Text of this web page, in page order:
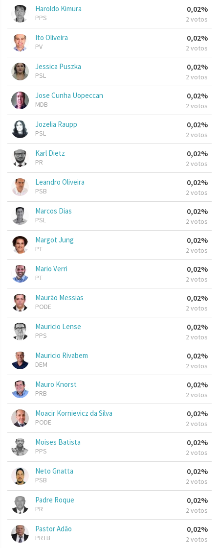
Haroldo Kimura
PPS
0,02%
2 votos
Ito Oliveira
PV
0,02%
2 votos
Jessica Puszka
PSL
0,02%
2 votos
Jose Cunha Uopeccan
MDB
0,02%
2 votos
Jozelia Raupp
PSL
0,02%
2 votos
Karl Dietz
PR
0,02%
2 votos
Leandro Oliveira
PSB
0,02%
2 votos
Marcos Dias
PSL
0,02%
2 votos
Margot Jung
PT
0,02%
2 votos
Mario Verri
PT
0,02%
2 votos
Maurão Messias
PODE
0,02%
2 votos
Mauricio Lense
PPS
0,02%
2 votos
Mauricio Rivabem
DEM
0,02%
2 votos
Mauro Knorst
PRB
0,02%
2 votos
Moacir Kornievicz da Silva
PODE
0,02%
2 votos
Moises Batista
PPS
0,02%
2 votos
Neto Gnatta
PSB
0,02%
2 votos
Padre Roque
PR
0,02%
2 votos
Pastor Adão
PRTB
0,02%
2 votos